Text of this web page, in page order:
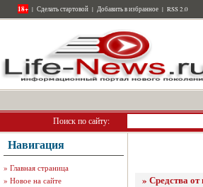
18+ | Сделать стартовой | Добавить в избранное | RSS 2.0
Поиск по сайту:
Навигация
» Главная страница
» Новое на сайте » Средства